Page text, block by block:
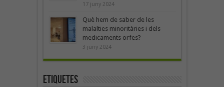
17 juny 2024
Què hem de saber de les
malalties minoritàries i dels
medicaments orfes?
3 juny 2024
Etiquetes